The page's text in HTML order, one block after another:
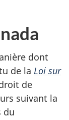
dont
de la Loi sur
de
suivant la
du